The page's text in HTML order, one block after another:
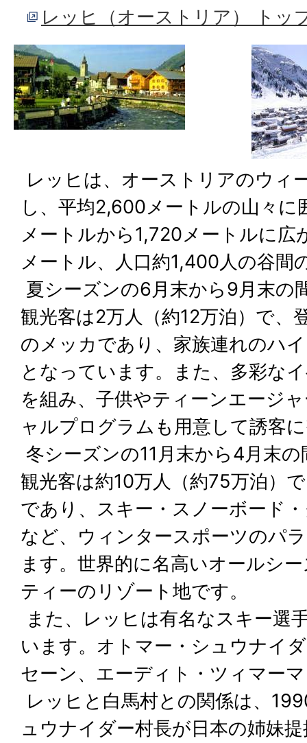
レッヒ（オーストリア） トッ
レッヒは、オーストリアのウィ
し、平均2,600メートルの山々に
メートルから1,720メートルに広
メートル、人口約1,400人の谷間
夏シーズンの6月末から9月末の
観光客は2万人（約12万泊）で、
のメッカであり、家族連れのハ
となっています。また、多彩な
を組み、子供やティーンエージ
ャルプログラムも用意して誘客
冬シーズンの11月末から4月末
観光客は約10万人（約75万泊）
であり、スキー・スノーボード
など、ウィンタースポーツのパ
ます。世界的に名高いオールシ
ティーのリゾート地です。
また、レッヒは有名なスキー選
います。オトマー・シュウナイ
セーン、エーディト・ツィマー
レッヒと白馬村との関係は、
ュウナイダー村長が日本の姉妹